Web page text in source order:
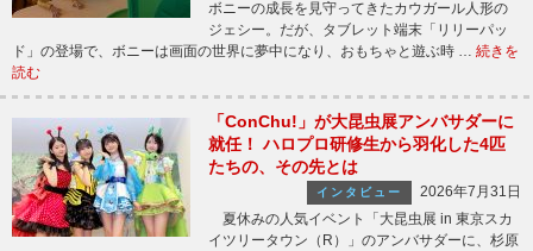
ボニーの成長を見守ってきたカウガール人形の
ジェシー。だが、タブレット端末「リリーパッ
ド」の登場で、ボニーは画面の世界に夢中になり、おもちゃと遊ぶ時 … 続きを
読む
「ConChu!」が大昆虫展アンバサダーに
就任！ ハロプロ研修生から羽化した4匹
たちの、その先とは
インタビュー
2026年7月31日
夏休みの人気イベント「大昆虫展 in 東京スカ
イツリータウン（R）」のアンバサダーに、杉原